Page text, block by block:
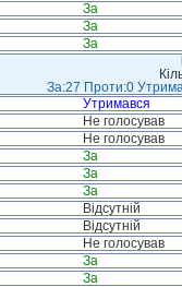
За
За
За
За:27 Проти:0
Утримався
Не голосував
Не голосував
За
За
За
Відсутній
Відсутній
Не голосував
За
За